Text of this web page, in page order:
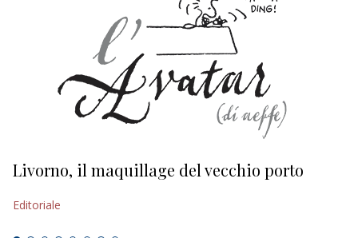
Livorno, il maquillage del vecchio porto
Editoriale